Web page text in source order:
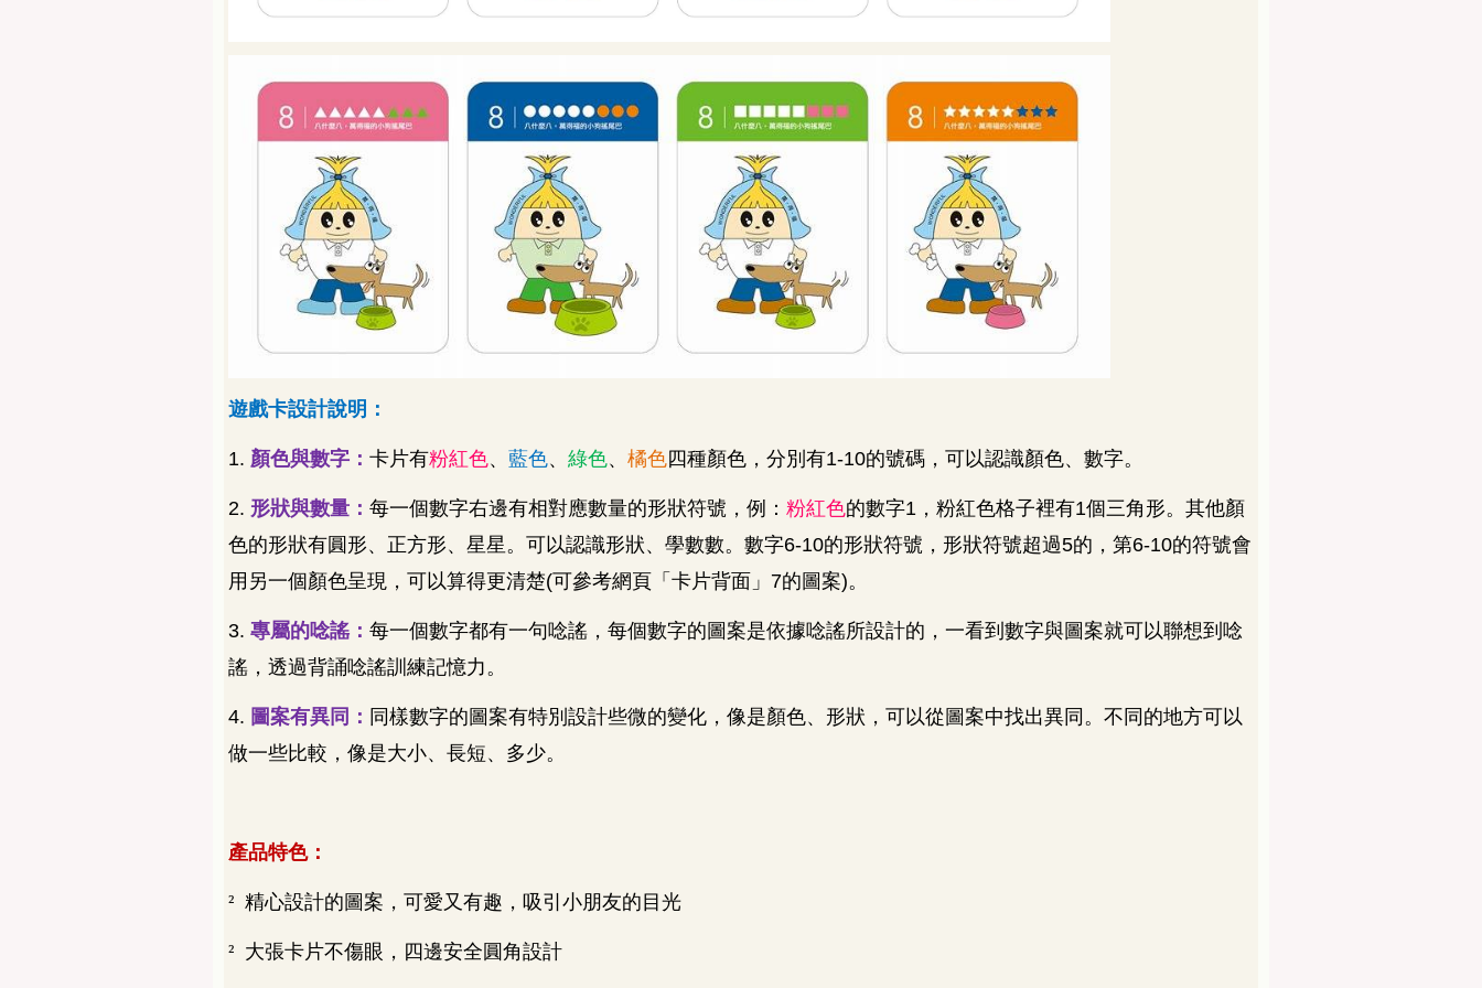
遊戲卡設計說明：
1. 顏色與數字： 卡片有粉紅色、 藍色、 綠色、 橘色四種顏色，分別有1-10的號碼，可以認識顏色、數字。
2. 形狀與數量： 每一個數字右邊有相對應數量的形狀符號，例： 粉紅色的數字1 ，粉紅色格子裡有1個三角形。其他顏
色的形狀有圓形、正方形、星星。可以認識形狀、學數數。數字6-10的形狀符號，形狀符號超過5的，第6-10的符號會
用另一個顏色呈現，可以算得更清楚(可參考網頁「卡片背面」 7的圖案)。
3. 專屬的唸謠： 每一個數字都有一句唸謠，每個數字的圖案是依據唸謠所設計的，一看到數字與圖案就可以聯想到唸
謠，透過背誦唸謠訓練記憶力。
4. 圖案有異同： 同樣數字的圖案有特別設計些微的變化，像是顏色、形狀，可以從圖案中找出異同。不同的地方可以
做一些比較，像是大小、長短、多少。
產品特色：
² 精心設計的圖案，可愛又有趣，吸引小朋友的目光
² 大張卡片不傷眼，四邊安全圓角設計